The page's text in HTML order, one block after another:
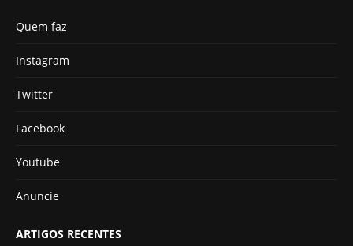
Quem faz
Instagram
Twitter
Facebook
Youtube
Anuncie
ARTIGOS RECENTES